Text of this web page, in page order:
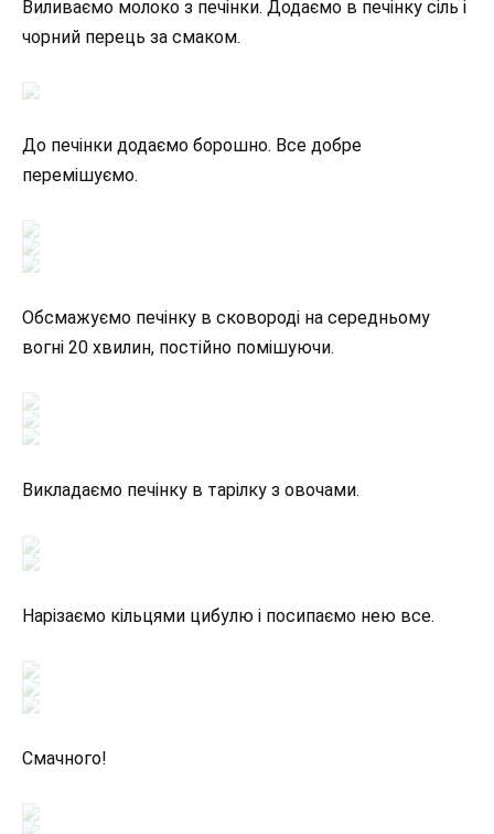
Виливаємо молоко з печінки. Додаємо в печінку сіль і
чорний перець за смаком.
До печінки додаємо борошно. Все добре
перемішуємо.
Обсмажуємо печінку в сковороді на середньому
вогні 20 хвилин, постійно помішуючи.
Викладаємо печінку в тарілку з овочами.
Нарізаємо кільцями цибулю і посипаємо нею все.
Смачного!